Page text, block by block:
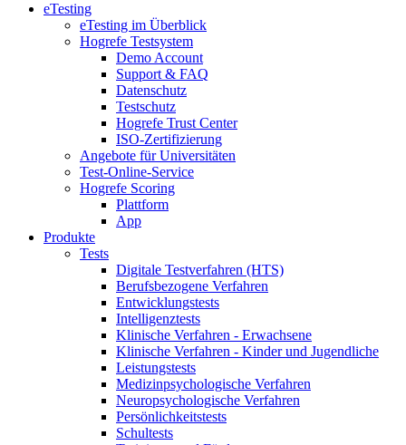
eTesting
eTesting im Überblick
Hogrefe Testsystem
Demo Account
Support & FAQ
Datenschutz
Testschutz
Hogrefe Trust Center
ISO-Zertifizierung
Angebote für Universitäten
Test-Online-Service
Hogrefe Scoring
Plattform
App
Produkte
Tests
Digitale Testverfahren (HTS)
Berufsbezogene Verfahren
Entwicklungstests
Intelligenztests
Klinische Verfahren - Erwachsene
Klinische Verfahren - Kinder und Jugendliche
Leistungstests
Medizinpsychologische Verfahren
Neuropsychologische Verfahren
Persönlichkeitstests
Schultests